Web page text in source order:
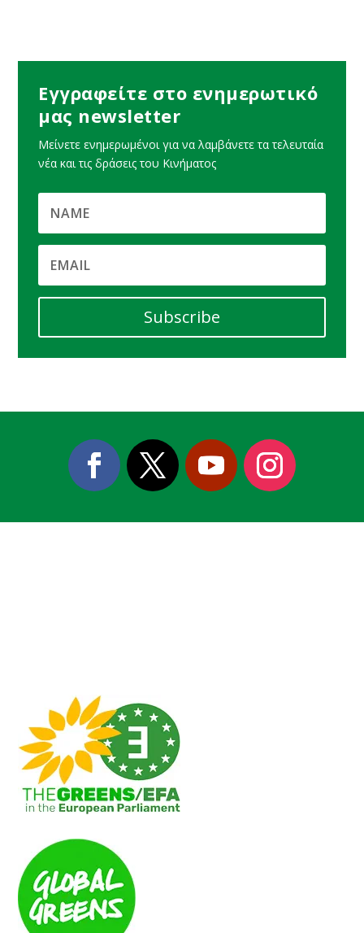
Εγγραφείτε στο ενημερωτικό
μας newsletter
Μείνετε ενημερωμένοι για να λαμβάνετε τα τελευταία
νέα και τις δράσεις του Κινήματος
Subscribe